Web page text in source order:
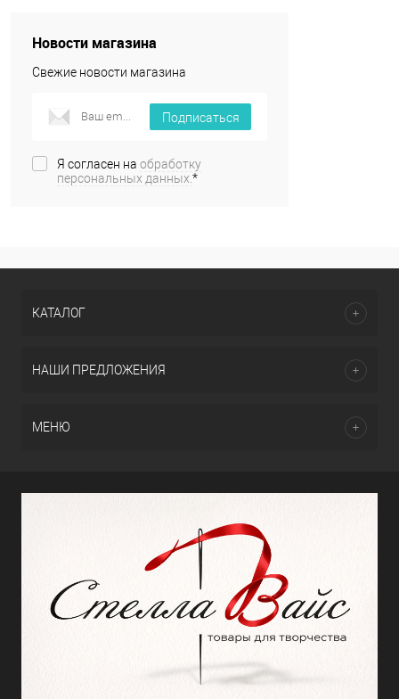
Новости магазина
Свежие новости магазина
Подписаться
Я согласен на обработку
персональных данных. *
КАТАЛОГ
НАШИ ПРЕДЛОЖЕНИЯ
МЕНЮ